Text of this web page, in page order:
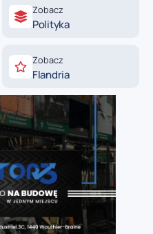
Zobacz
Polityka
Zobacz
Flandria